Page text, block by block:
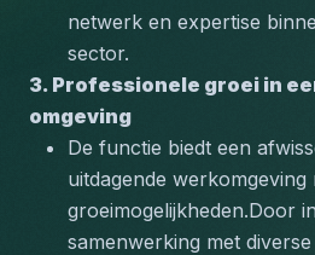
netwerk en expertise
sector.
3. Professionele groei in
omgeving
De functie biedt een
uitdagende werkomgeving
groeimogelijkheden.Door
samenwerking met